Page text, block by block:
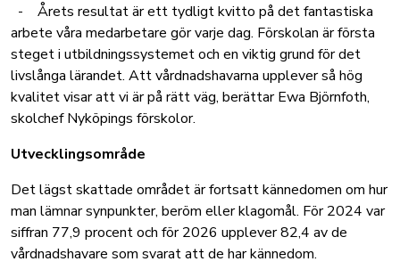
- Årets resultat är ett tydligt kvitto på det fantastiska
arbete våra medarbetare gör varje dag. Förskolan är första
steget i utbildningssystemet och en viktig grund för det
livslånga lärandet. Att vårdnadshavarna upplever så hög
kvalitet visar att vi är på rätt väg, berättar Ewa Björnfoth,
skolchef Nyköpings förskolor.
Utvecklingsområde
Det lägst skattade området är fortsatt kännedomen om hur
man lämnar synpunkter, beröm eller klagomål. För 2024 var
siffran 77,9 procent och för 2026 upplever 82,4 av de
vårdnadshavare som svarat att de har kännedom.